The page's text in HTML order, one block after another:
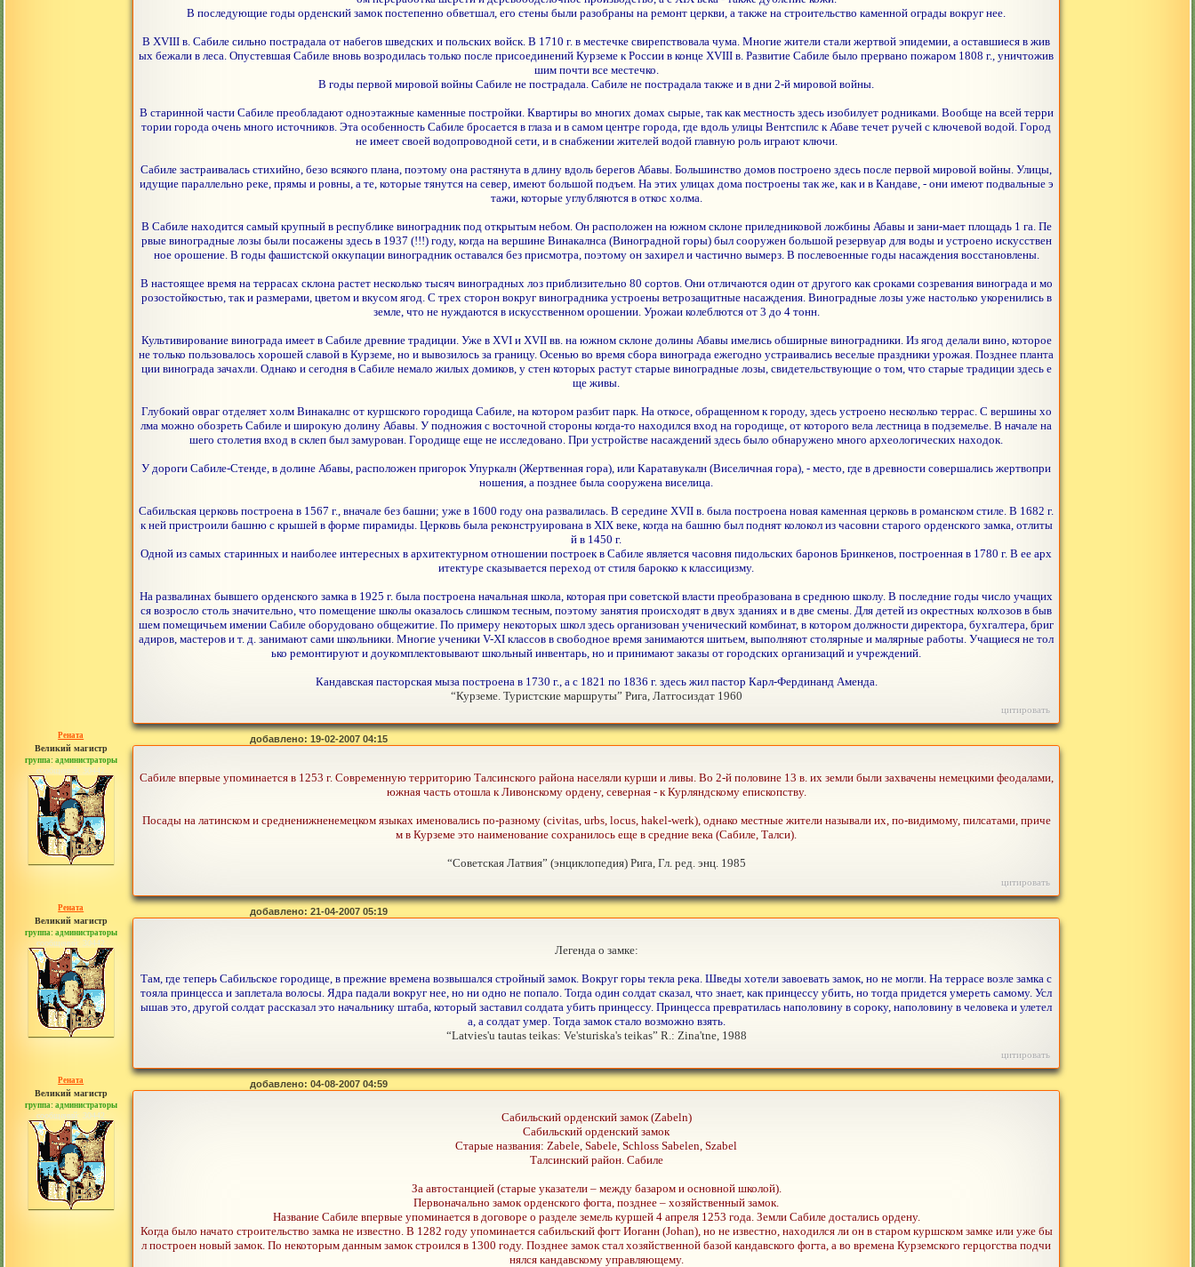
В последующие годы орденский замок постепенно обветшал, его стены были разобраны на ремонт церкви, а также на строительство каменной ограды вокруг нее.
В XVIII в. Сабиле сильно пострадала от набегов шведских и польских войск. В 1710 г. в местечке свирепствовала чума. Многие жители стали жертвой эпидемии, а оставшиеся в жив
ых бежали в леса. Опустевшая Сабиле вновь возродилась только после присоединений Курземе к России в конце XVIII в. Развитие Сабиле было прервано пожаром 1808 г., уничтожив
шим почти все местечко.
В годы первой мировой войны Сабиле не пострадала. Сабиле не пострадала также и в дни 2-й мировой войны.
В старинной части Сабиле преобладают одноэтажные каменные постройки. Квартиры во многих домах сырые, так как местность здесь изобилует родниками. Вообще на всей терри
тории города очень много источников. Эта особенность Сабиле бросается в глаза и в самом центре города, где вдоль улицы Вентспилс к Абаве течет ручей с ключевой водой. Город
не имеет своей водопроводной сети, и в снабжении жителей водой главную роль играют ключи.
Сабиле застраивалась стихийно, безо всякого плана, поэтому она растянута в длину вдоль берегов Абавы. Большинство домов построено здесь после первой мировой войны. Улицы,
идущие параллельно реке, прямы и ровны, а те, которые тянутся на север, имеют большой подъем. На этих улицах дома построены так же, как и в Кандаве, - они имеют подвальные э
тажи, которые углубляются в откос холма.
В Сабиле находится самый крупный в республике виноградник под открытым небом. Он расположен на южном склоне приледниковой ложбины Абавы и зани-мает площадь 1 га. Пе
рвые виноградные лозы были посажены здесь в 1937 (!!!) году, когда на вершине Винакалнса (Виноградной горы) был сооружен большой резервуар для воды и устроено искусствен
ное орошение. В годы фашистской оккупации виноградник оставался без присмотра, поэтому он захирел и частично вымерз. В послевоенные годы насаждения восстановлены.
В настоящее время на террасах склона растет несколько тысяч виноградных лоз приблизительно 80 сортов. Они отличаются один от другого как сроками созревания винограда и мо
розостойкостью, так и размерами, цветом и вкусом ягод. С трех сторон вокруг виноградника устроены ветрозащитные насаждения. Виноградные лозы уже настолько укоренились в
земле, что не нуждаются в искусственном орошении. Урожаи колеблются от 3 до 4 тонн.
Культивирование винограда имеет в Сабиле древние традиции. Уже в XVI и XVII вв. на южном склоне долины Абавы имелись обширные виноградники. Из ягод делали вино, которое
не только пользовалось хорошей славой в Курземе, но и вывозилось за границу. Осенью во время сбора винограда ежегодно устраивались веселые праздники урожая. Позднее планта
ции винограда зачахли. Однако и сегодня в Сабиле немало жилых домиков, у стен которых растут старые виноградные лозы, свидетельствующие о том, что старые традиции здесь е
ще живы.
Глубокий овраг отделяет холм Винакалнс от куршского городища Сабиле, на котором разбит парк. На откосе, обращенном к городу, здесь устроено несколько террас. С вершины хо
лма можно обозреть Сабиле и широкую долину Абавы. У подножия с восточной стороны когда-то находился вход на городище, от которого вела лестница в подземелье. В начале на
шего столетия вход в склеп был замурован. Городище еще не исследовано. При устройстве насаждений здесь было обнаружено много археологических находок.
У дороги Сабиле-Стенде, в долине Абавы, расположен пригорок Упуркалн (Жертвенная гора), или Каратавукалн (Виселичная гора), - место, где в древности совершались жертвопри
ношения, а позднее была сооружена виселица.
Сабильская церковь построена в 1567 г., вначале без башни; уже в 1600 году она развалилась. В середине XVII в. была построена новая каменная церковь в романском стиле. В 1682 г.
к ней пристроили башню с крышей в форме пирамиды. Церковь была реконструирована в XIX веке, когда на башню был поднят колокол из часовни старого орденского замка, отлиты
й в 1450 г.
Одной из самых старинных и наиболее интересных в архитектурном отношении построек в Сабиле является часовня пидольских баронов Бринкенов, построенная в 1780 г. В ее арх
итектуре сказывается переход от стиля барокко к классицизму.
На развалинах бывшего орденского замка в 1925 г. была построена начальная школа, которая при советской власти преобразована в среднюю школу. В последние годы число учащих
ся возросло столь значительно, что помещение школы оказалось слишком тесным, поэтому занятия происходят в двух зданиях и в две смены. Для детей из окрестных колхозов в быв
шем помещичьем имении Сабиле оборудовано общежитие. По примеру некоторых школ здесь организован ученический комбинат, в котором должности директора, бухгалтера, бриг
адиров, мастеров и т. д. занимают сами школьники. Многие ученики V-XI классов в свободное время занимаются шитьем, выполняют столярные и малярные работы. Учащиеся не тол
ько ремонтируют и доукомплектовывают школьный инвентарь, но и принимают заказы от городских организаций и учреждений.
Кандавская пасторская мыза построена в 1730 г., а с 1821 по 1836 г. здесь жил пастор Карл-Фердинанд Аменда.
“Курземе. Туристские маршруты” Рига, Латгосиздат 1960
цитировать
Рената
Великий магистр
группа: администраторы
сообщений: 30442
добавлено: 19-02-2007 04:15
Сабиле впервые упоминается в 1253 г. Современную территорию Талсинского района населяли курши и ливы. Во 2-й половине 13 в. их земли были захвачены немецкими феодалами,
южная часть отошла к Ливонскому ордену, северная - к Курляндскому епископству.
Посады на латинском и средненижненемецком языках именовались по-разному (civitas, urbs, locus, hakel-werk), однако местные жители называли их, по-видимому, пилсатами, приче
м в Курземе это наименование сохранилось еще в средние века (Сабиле, Талси).
“Советская Латвия” (энциклопедия) Рига, Гл. ред. энц. 1985
цитировать
Рената
Великий магистр
группа: администраторы
сообщений: 30442
добавлено: 21-04-2007 05:19
Легенда о замке:
Там, где теперь Сабильское городище, в прежние времена возвышался стройный замок. Вокруг горы текла река. Шведы хотели завоевать замок, но не могли. На террасе возле замка с
тояла принцесса и заплетала волосы. Ядра падали вокруг нее, но ни одно не попало. Тогда один солдат сказал, что знает, как принцессу убить, но тогда придется умереть самому. Усл
ышав это, другой солдат рассказал это начальнику штаба, который заставил солдата убить принцессу. Принцесса превратилась наполовину в сороку, наполовину в человека и улетел
а, а солдат умер. Тогда замок стало возможно взять.
“Latvies'u tautas teikas: Ve'sturiska's teikas” R.: Zina'tne, 1988
цитировать
Рената
Великий магистр
группа: администраторы
сообщений: 30442
добавлено: 04-08-2007 04:59
Сабильский орденский замок (Zabeln)
Сабильский орденский замок
Старые названия: Zabele, Sabele, Schloss Sabelen, Szabel
Талсинский район. Сабиле
За автостанцией (старые указатели – между базаром и основной школой).
Первоначально замок орденского фогта, позднее – хозяйственный замок.
Название Сабиле впервые упоминается в договоре о разделе земель куршей 4 апреля 1253 года. Земли Сабиле достались ордену.
Когда было начато строительство замка не известно. В 1282 году упоминается сабильский фогт Иоганн (Johan), но не известно, находился ли он в старом куршском замке или уже бы
л построен новый замок. По некоторым данным замок строился в 1300 году. Позднее замок стал хозяйственной базой кандавского фогта, а во времена Курземского герцогства подчи
нялся кандавскому управляющему.